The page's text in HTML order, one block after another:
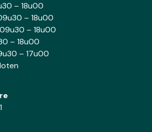
– 18u00
– 18u00
09u30 – 18u00
– 18u00
– 17u00